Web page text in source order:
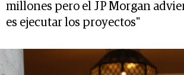
millones pero el JP Morgan
es ejecutar los proyectos"